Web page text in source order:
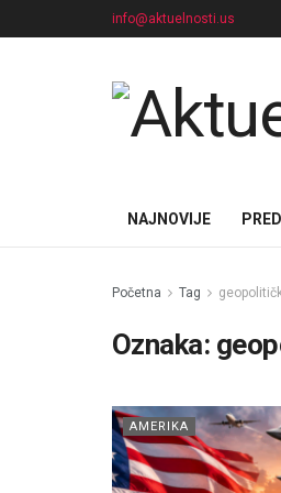
info@aktuelnosti.us
NAJNOVIJE
Početna Tag
Oznaka:
AMERIKA